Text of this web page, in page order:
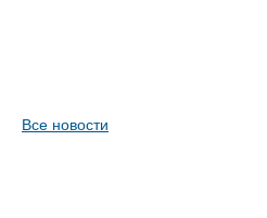
Все новости